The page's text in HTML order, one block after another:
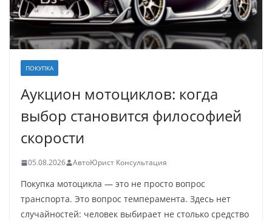
ПОКУПКА
Аукцион мотоциклов: когда
выбор становится философией
скорости
05.08.2026 АвтоЮрист Консультация
Покупка мотоцикла — это не просто вопрос
транспорта. Это вопрос темперамента. Здесь нет
случайностей: человек выбирает не столько средство